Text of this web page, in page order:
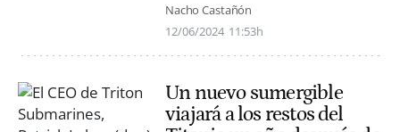
Nacho Castañón
12/06/2024 11:53h
Un nuevo sumergible
viajará a los restos del